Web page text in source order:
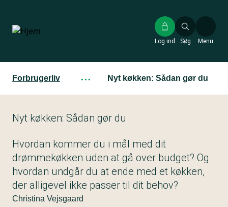
hovedindhold
Søg
Log ind Menu
Forbrugerliv ··· Nyt køkken: Sådan gør du
Nyt køkken: Sådan gør du
Hvordan kommer du i mål med dit
drømmekøkken uden at gå over budget? Og
hvordan undgår du at ende med et køkken,
der alligevel ikke passer til dit behov?
Christina Vejsgaard